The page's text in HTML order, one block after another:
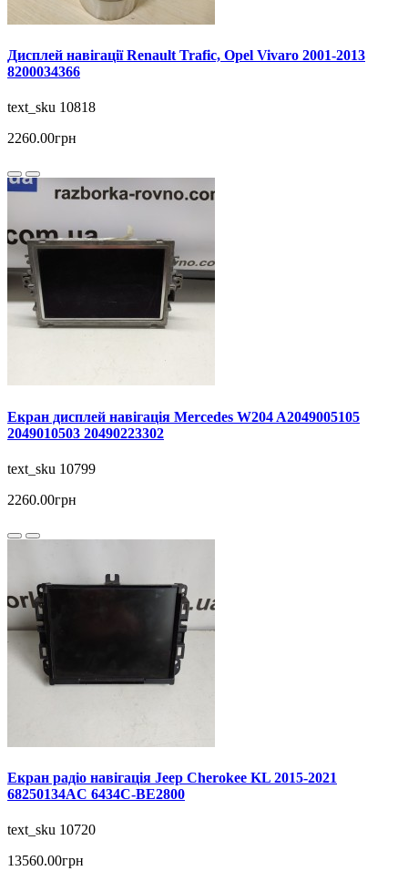
Дисплей навігації Renault Trafic, Opel Vivaro 2001-2013
8200034366
text_sku 10818
2260.00грн
Екран дисплей навігація Mercedes W204 A2049005105
2049010503 20490223302
text_sku 10799
2260.00грн
Екран радіо навігація Jeep Cherokee KL 2015-2021
68250134AC 6434C-BE2800
text_sku 10720
13560.00грн